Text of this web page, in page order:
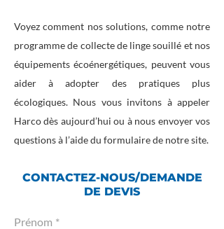
Voyez comment nos solutions, comme notre
programme de collecte de linge souillé et nos
équipements écoénergétiques, peuvent vous
aider à adopter des pratiques plus
écologiques. Nous vous invitons à appeler
Harco dès aujourd’hui ou à nous envoyer vos
questions à l’aide du formulaire de notre site.
CONTACTEZ-NOUS/DEMANDE
DE DEVIS
Prénom *